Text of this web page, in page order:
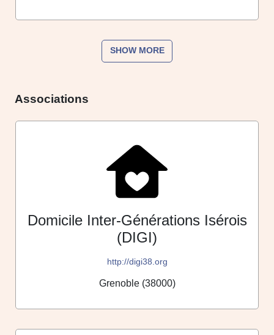
SHOW MORE
Associations
Domicile Inter-Générations Isérois
(DIGI)
http://digi38.org
Grenoble (38000)